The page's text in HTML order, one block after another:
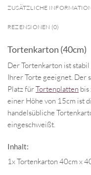
ZUSÄTZLICHE
REZENSIONEN (0)
Tortenkarton (40cm)
Der Tortenkarton ist
Ihrer Torte geeignet. Der
Platz fürTortenplatten
einer Höhe von 15cm ist
handelsübliche
eingeschweißt.
Inhalt:
1x Tortenkarton 40cm x